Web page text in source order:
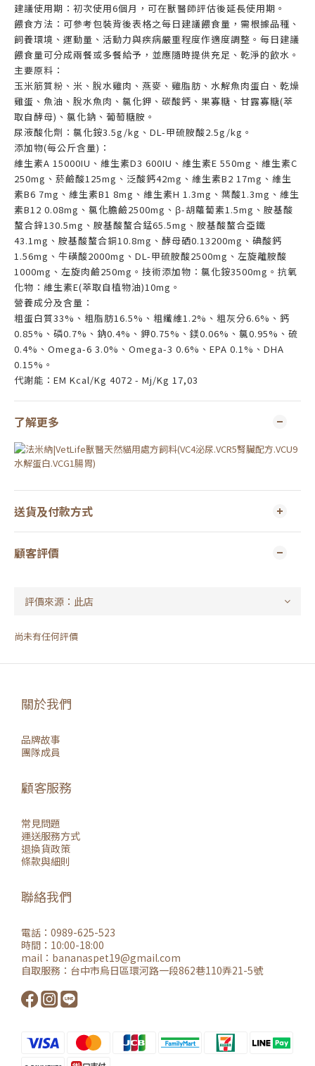
建議使用期：初次使用6個月，可在獸醫師評估後延長使用期。
餵食方法：可參考包裝背後表格之每日建議餵食量，需根據品種、
飼養環境、運動量、活動力與疾病嚴重程度作適度調整。每日建議
餵食量可分成兩餐或多餐給予，並應隨時提供充足、乾淨的飲水。
主要原料：
玉米筋質粉、米、脫水雞肉、燕麥、雞脂肪、水解魚肉蛋白、乾燥
雞蛋、魚油、脫水魚肉、氯化鉀、碳酸鈣、果寡糖、甘露寡糖(萃
取自酵母)、氯化鈉、葡萄糖胺。
尿液酸化劑：氯化銨3.5g/kg、DL-甲硫胺酸2.5g/kg。
添加物(每公斤含量)：
維生素A 15000IU、維生素D3 600IU、維生素E 550mg、維生素C
250mg、菸鹼酸125mg、泛酸鈣42mg、維生素B2 17mg、維生
素B6 7mg、維生素B1 8mg、維生素H 1.3mg、葉酸1.3mg、維生
素B12 0.08mg、氯化膽鹼2500mg、β-胡蘿蔔素1.5mg、胺基酸
螯合鋅130.5mg、胺基酸螯合錳65.5mg、胺基酸螯合亞鐵
43.1mg、胺基酸螯合銅10.8mg、酵母硒0.13200mg、碘酸鈣
1.56mg、牛磺酸2000mg、DL-甲硫胺酸2500mg、左旋離胺酸
1000mg、左旋肉鹼250mg。技術添加物：氯化銨3500mg。抗氧
化物：維生素E(萃取自植物油)10mg。
營養成分及含量：
粗蛋白質33%、粗脂肪16.5%、粗纖維1.2%、粗灰分6.6%、鈣
0.85%、磷0.7%、鈉0.4%、鉀0.75%、鎂0.06%、氯0.95%、硫
0.4%、Omega-6 3.0%、Omega-3 0.6%、EPA 0.1%、DHA
0.15%。
代謝能：EM Kcal/Kg 4072 - Mj/Kg 17,03
了解更多
送貨及付款方式
顧客評價
尚未有任何評價
關於我們
品牌故事
團隊成員
顧客服務
常見問題
運送服務方式
退換貨政策
條款與細則
聯絡我們
電話：0989-625-523
時間：10:00-18:00
mail： bananaspet19@gmail.com
自取服務： 台中市烏日區環河路一段862巷110弄21-5號